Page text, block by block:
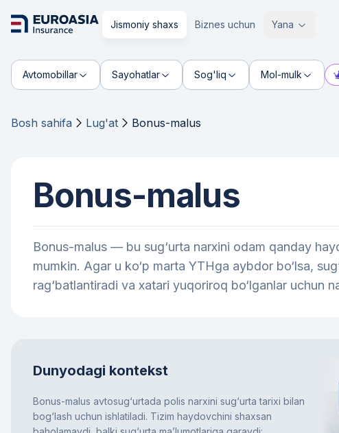
Jismoniy shaxs Biznes uchun Yana
Avtomobillar Sayohatlar Sog'liq Mol-mulk
Bosh sahifa Lug'at Bonus-malus
Bonus-malus
Bonus-malus — bu sug‘urta narxini odam qanday
mumkin. Agar u ko‘p marta YTHga aybdor bo‘lsa,
rag‘batlantiradi va xatari yuqoriroq bo‘lganlar uchun
Dunyodagi kontekst
Bonus-malus avtosug‘urtada polis narxini sug‘urta tarixi bilan
bog‘lash uchun ishlatiladi. Tizim haydovchini shaxsan